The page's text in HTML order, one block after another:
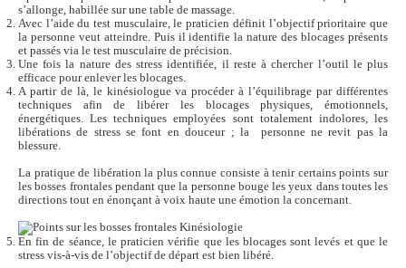
s’allonge, habillée sur une table de massage.
Avec l’aide du test musculaire, le praticien définit l’objectif prioritaire que
la personne veut atteindre. Puis il identifie la nature des blocages présents
et passés via le test musculaire de précision.
Une fois la nature des stress identifiée, il reste à chercher l’outil le plus
efficace pour enlever les blocages.
A partir de là, le kinésiologue va procéder à l’équilibrage par différentes
techniques afin de libérer les blocages physiques, émotionnels,
énergétiques. Les techniques employées sont totalement indolores, les
libérations de stress se font en douceur ; la personne ne revit pas la
blessure.
La pratique de libération la plus connue consiste à tenir certains points sur
les bosses frontales pendant que la personne bouge les yeux dans toutes les
directions tout en énonçant à voix haute une émotion la concernant.
En fin de séance, le praticien vérifie que les blocages sont levés et que le
stress vis-à-vis de l’objectif de départ est bien libéré.